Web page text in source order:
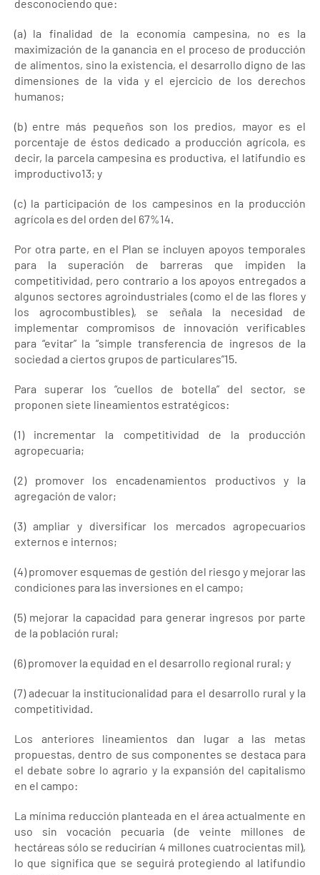
desconociendo que:
(a) la finalidad de la economía campesina, no es la
maximización de la ganancia en el proceso de producción
de alimentos, sino la existencia, el desarrollo digno de las
dimensiones de la vida y el ejercicio de los derechos
humanos;
(b) entre más pequeños son los predios, mayor es el
porcentaje de éstos dedicado a producción agrícola, es
decir, la parcela campesina es productiva, el latifundio es
improductivo13; y
(c) la participación de los campesinos en la producción
agrícola es del orden del 67%14.
Por otra parte, en el Plan se incluyen apoyos temporales
para la superación de barreras que impiden la
competitividad, pero contrario a los apoyos entregados a
algunos sectores agroindustriales (como el de las flores y
los agrocombustibles), se señala la necesidad de
implementar compromisos de innovación verificables
para “evitar” la “simple transferencia de ingresos de la
sociedad a ciertos grupos de particulares”15.
Para superar los “cuellos de botella” del sector, se
proponen siete lineamientos estratégicos:
(1) incrementar la competitividad de la producción
agropecuaria;
(2) promover los encadenamientos productivos y la
agregación de valor;
(3) ampliar y diversificar los mercados agropecuarios
externos e internos;
(4) promover esquemas de gestión del riesgo y mejorar las
condiciones para las inversiones en el campo;
(5) mejorar la capacidad para generar ingresos por parte
de la población rural;
(6) promover la equidad en el desarrollo regional rural; y
(7) adecuar la institucionalidad para el desarrollo rural y la
competitividad.
Los anteriores lineamientos dan lugar a las metas
propuestas, dentro de sus componentes se destaca para
el debate sobre lo agrario y la expansión del capitalismo
en el campo:
La mínima reducción planteada en el área actualmente en
uso sin vocación pecuaria (de veinte millones de
hectáreas sólo se reducirían 4 millones cuatrocientas mil),
lo que significa que se seguirá protegiendo al latifundio